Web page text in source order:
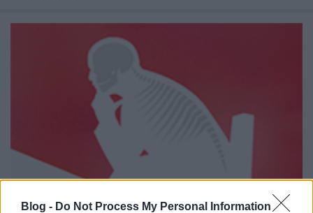
Blog - Do Not Process My Personal Information